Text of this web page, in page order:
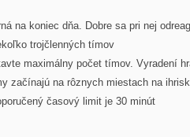
na koniec dňa. Dobre sa pri nej
trojčlenných tímov
maximálny počet tímov. Vyradení
začínajú na rôznych miestach na
časový limit je 30 minút